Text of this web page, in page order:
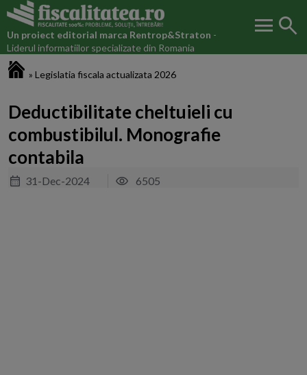
Un proiect editorial marca Rentrop&Straton -
Liderul informatiilor specializate din Romania
menu search
» Legislatia fiscala actualizata 2026
Deductibilitate cheltuieli cu
combustibilul. Monografie
contabila
31-Dec-2024 6505